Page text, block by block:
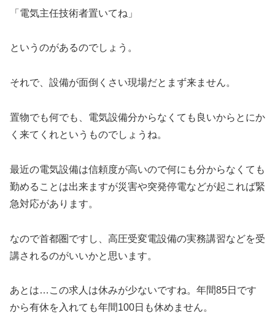
「電気主任技術者置いてね」
というのがあるのでしょう。
それで、設備が面倒くさい現場だとまず来ません。
置物でも何でも、電気設備分からなくても良いからとにか
く来てくれというものでしょうね。
最近の電気設備は信頼度が高いので何にも分からなくても
勤めることは出来ますが災害や突発停電などが起これば緊
急対応があります。
なので首都圏ですし、高圧受変電設備の実務講習などを受
講されるのがいいかと思います。
あとは…この求人は休みが少ないですね。年間85日です
から有休を入れても年間100日も休めません。